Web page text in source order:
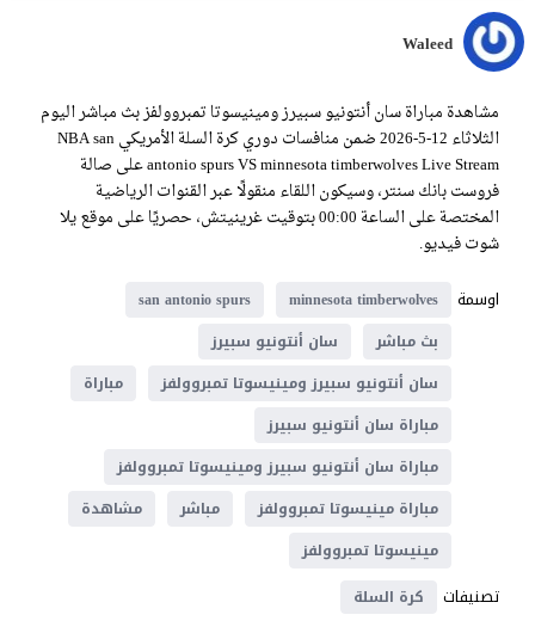
Waleed
مشاهدة مباراة سان أنتونيو سبيرز ومينيسوتا تمبروولفز بث مباشر اليوم
الثلاثاء 12-5-2026 ضمن منافسات دوري كرة السلة الأمريكي NBA san
antonio spurs VS minnesota timberwolves Live Stream على صالة
فروست بانك سنتر، وسيكون اللقاء منقولًا عبر القنوات الرياضية
المختصة على الساعة 00:00 بتوقيت غرينيتش، حصريًا على موقع يلا
شوت فيديو.
اوسمة
minnesota timberwolves
san antonio spurs
بث مباشر
سان أنتونيو سبيرز
سان أنتونيو سبيرز ومينيسوتا تمبروولفز
مباراة
مباراة سان أنتونيو سبيرز
مباراة سان أنتونيو سبيرز ومينيسوتا تمبروولفز
مباراة مينيسوتا تمبروولفز
مباشر
مشاهدة
مينيسوتا تمبروولفز
تصنيفات كرة السلة